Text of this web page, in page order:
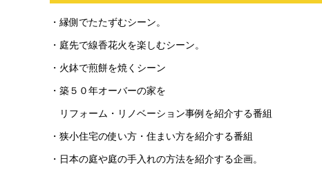
・縁側でたたずむシーン。
・庭先で線香花火を楽しむシーン。
・火鉢で煎餅を焼くシーン
・築５０年オーバーの家を
リフォーム・リノベーション事例を紹介する番組
・狭小住宅の使い方・住まい方を紹介する番組
・日本の庭や庭の手入れの方法を紹介する企画。